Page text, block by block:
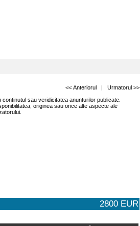
<< Anteriorul| Urmatorul >>
sau veridicitatea anunturilor publicate.
originea sau orice alte aspecte ale
2800 EUR